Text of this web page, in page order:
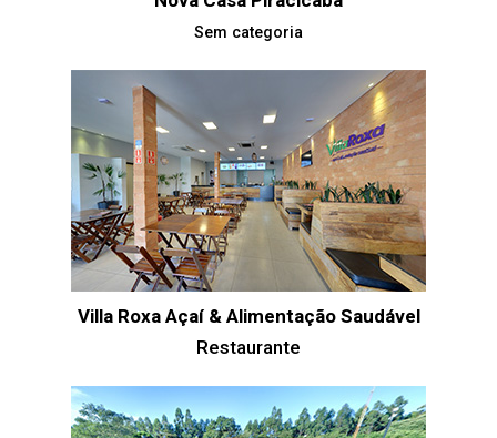
Sem categoria
Villa Roxa Açaí & Alimentação Saudável
Restaurante